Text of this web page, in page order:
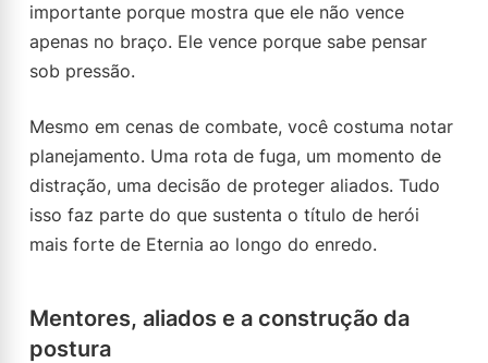
importante porque mostra que ele não vence
apenas no braço. Ele vence porque sabe pensar
sob pressão.
Mesmo em cenas de combate, você costuma notar
planejamento. Uma rota de fuga, um momento de
distração, uma decisão de proteger aliados. Tudo
isso faz parte do que sustenta o título de herói
mais forte de Eternia ao longo do enredo.
Mentores, aliados e a construção da
postura